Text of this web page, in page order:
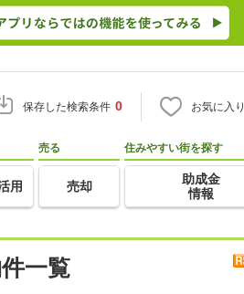
保存した検索条件 0 お気に入り
用
売る
売却
住みやすい街を探す
助成金
情報
一覧